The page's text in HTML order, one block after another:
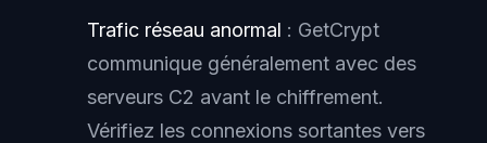
Trafic réseau anormal : GetCrypt
communique généralement avec des
serveurs C2 avant le chiffrement.
Vérifiez les connexions sortantes vers